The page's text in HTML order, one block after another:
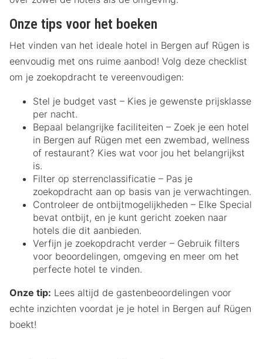
Onze tips voor het boeken
Het vinden van het ideale hotel in Bergen auf Rügen is
eenvoudig met ons ruime aanbod! Volg deze checklist
om je zoekopdracht te vereenvoudigen:
Stel je budget vast – Kies je gewenste prijsklasse
per nacht.
Bepaal belangrijke faciliteiten – Zoek je een hotel
in Bergen auf Rügen met een zwembad, wellness
of restaurant? Kies wat voor jou het belangrijkst
is.
Filter op sterrenclassificatie – Pas je
zoekopdracht aan op basis van je verwachtingen.
Controleer de ontbijtmogelijkheden – Elke Special
bevat ontbijt, en je kunt gericht zoeken naar
hotels die dit aanbieden.
Verfijn je zoekopdracht verder – Gebruik filters
voor beoordelingen, omgeving en meer om het
perfecte hotel te vinden.
Onze tip: Lees altijd de gastenbeoordelingen voor
echte inzichten voordat je je hotel in Bergen auf Rügen
boekt!